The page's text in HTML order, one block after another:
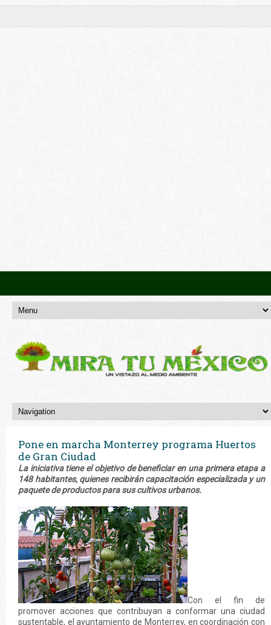
Pone en marcha Monterrey programa Huertos
de Gran Ciudad
La iniciativa tiene el objetivo de beneficiar en una primera etapa a
148 habitantes, quienes recibirán capacitación especializada y un
paquete de productos para sus cultivos urbanos.
Con el fin de
promover acciones que contribuyan a conformar una ciudad
sustentable, el ayuntamiento de Monterrey, en coordinación con